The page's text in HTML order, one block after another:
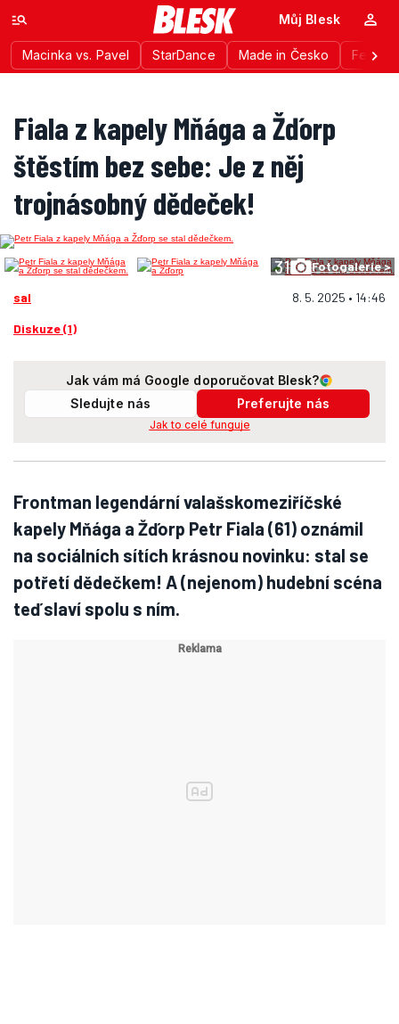
Macinka vs. Pavel StarDance Made in Česko
Můj Blesk
Fiala z kapely Mňága a Žďorp
štěstím bez sebe: Je z něj
trojnásobný dědeček!
31 Fotogalerie >
sal 8. 5. 2025 • 14:46
Diskuze (1)
Jak vám má Google doporučovat Blesk?
Sledujte nás
Preferujte nás
Jak to celé funguje
Frontman legendární valašskomeziříčské
kapely Mňága a Žďorp Petr Fiala (61) oznámil
na sociálních sítích krásnou novinku: stal se
potřetí dědečkem! A (nejenom) hudební scéna
teď slaví spolu s ním.